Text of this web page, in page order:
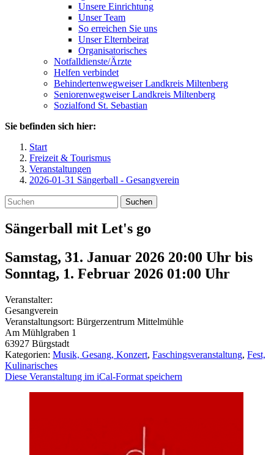
Unsere Einrichtung
Unser Team
So erreichen Sie uns
Unser Elternbeirat
Organisatorisches
Notfalldienste/Ärzte
Helfen verbindet
Behindertenwegweiser Landkreis Miltenberg
Seniorenwegweiser Landkreis Miltenberg
Sozialfond St. Sebastian
Sie befinden sich hier:
Start
Freizeit & Tourismus
Veranstaltungen
2026-01-31 Sängerball - Gesangverein
Suchen
Sängerball mit Let's go
Samstag, 31. Januar 2026 20:00 Uhr bis
Sonntag, 1. Februar 2026 01:00 Uhr
Veranstalter:
Gesangverein
Veranstaltungsort: Bürgerzentrum Mittelmühle
Am Mühlgraben 1
63927 Bürgstadt
Kategorien: Musik, Gesang, Konzert, Faschingsveranstaltung, Fest,
Kulinarisches
Diese Veranstaltung im iCal-Format speichern